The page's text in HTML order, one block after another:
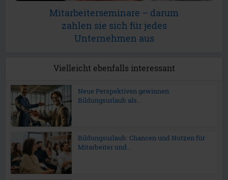
Mitarbeiterseminare – darum
zahlen sie sich für jedes
Unternehmen aus
Vielleicht ebenfalls interessant
Neue Perspektiven gewinnen:
Bildungsurlaub als...
Bildungsurlaub: Chancen und Nutzen für
Mitarbeiter und...